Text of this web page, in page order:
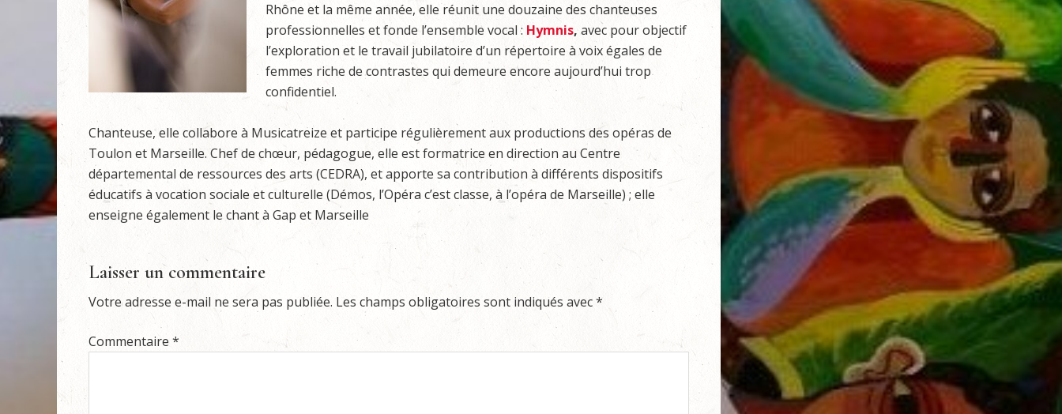
Rhône et la même année, elle réunit une douzaine des chanteuses
professionnelles et fonde l’ensemble vocal : Hymnis,avec pour objectif
l’exploration et le travail jubilatoire d’un répertoire à voix égales de
femmes riche de contrastes qui demeure encore aujourd’hui trop
confidentiel.
Chanteuse, elle collabore à Musicatreize et participe régulièrement aux productions des opéras de
Toulon et Marseille. Chef de chœur, pédagogue, elle est formatrice en direction au Centre
départemental de ressources des arts (CEDRA), et apporte sa contribution à différents dispositifs
éducatifs à vocation sociale et culturelle (Démos, l’Opéra c’est classe, à l’opéra de Marseille) ; elle
enseigne également le chant à Gap et Marseille
Laisser un commentaire
Votre adresse e-mail ne sera pas publiée. Les champs obligatoires sont indiqués avec*
Commentaire *